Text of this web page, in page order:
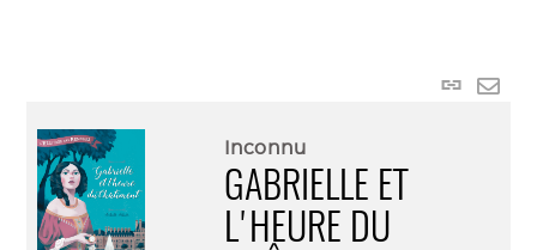
Lien
Inconnu
GABRIELLE ET
L'HEURE DU